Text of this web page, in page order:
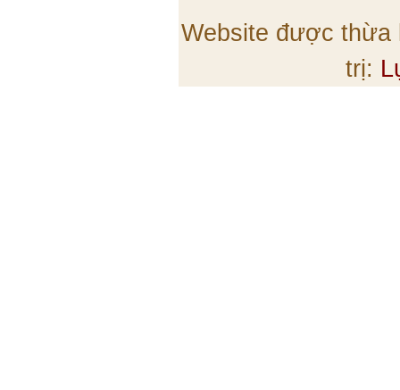
Website được
trị: